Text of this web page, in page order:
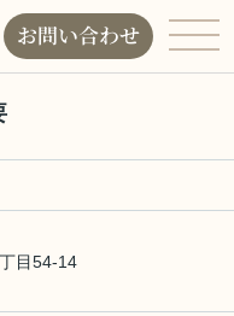
お問い合わせ
目54-14